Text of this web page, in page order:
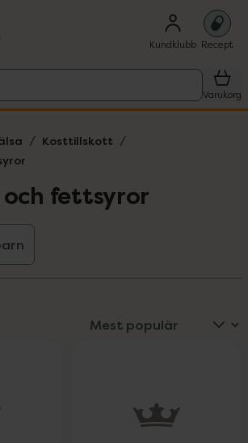
Kundklubb Recept
Varukorg
Kosttillskott
fettsyror